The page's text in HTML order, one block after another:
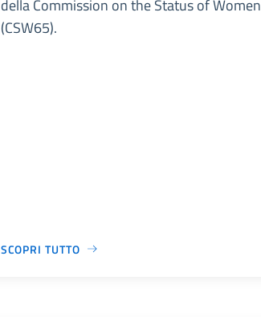
della Commission on the Status of Women
(CSW65).
SCOPRI TUTTO